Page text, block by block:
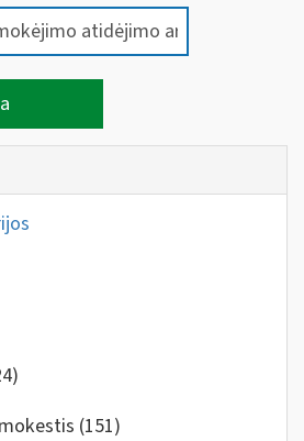
(151)